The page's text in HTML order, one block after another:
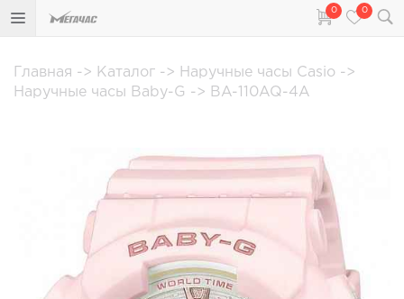
0 0
Главная -> Каталог -> Наручные часы Casio ->
Наручные часы Baby-G -> BA-110AQ-4A